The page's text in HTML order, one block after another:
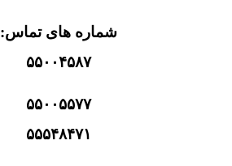
شماره های تماس:
۵۵۰۰۴۵۸۷
۵۵۰۰۵۵۷۷
۵۵۵۴۸۴۷۱